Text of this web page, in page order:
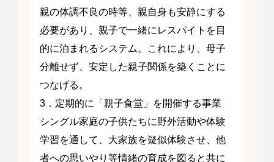
親の体調不良の時等、親自身も安静にする
必要があり、親子で一緒にレスパイトを目
的に泊まれるシステム。これにより、母子
分離せず、安定した親子関係を築くことに
つなげる。
3．定期的に「親子食堂」を開催する事業
シングル家庭の子供たちに野外活動や体験
学習を通して、大家族を疑似体験させ、他
者への思いやり等情緒の育成を図ると共に